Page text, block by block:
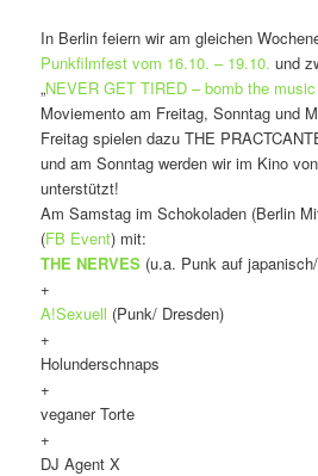
In Berlin feiern wir am gleichen
Punkfilmfest vom 16.10. – 19.10. und
„NEVER GET TIRED – bomb the
Moviemento am Freitag, Sonntag und
Freitag spielen dazu THE
und am Sonntag werden wir im Kino
unterstützt!
Am Samstag im Schokoladen (Berlin
(FB Event) mit:
THE NERVES (u.a. Punk auf
+
A!Sexuell (Punk/ Dresden)
+
Holunderschnaps
+
veganer Torte
+
DJ Agent X